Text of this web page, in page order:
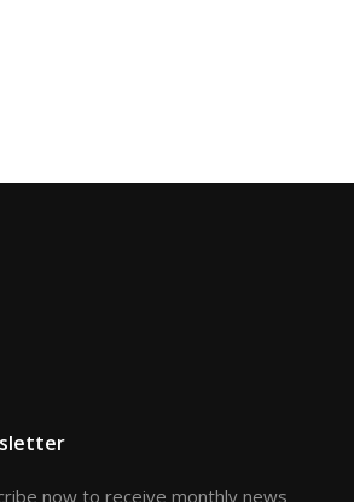
now to receive monthly news